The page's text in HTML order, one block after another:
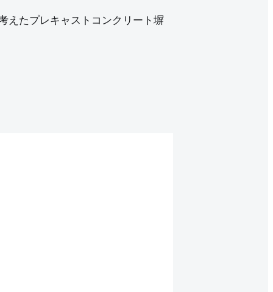
えたプレキャストコンクリート塀